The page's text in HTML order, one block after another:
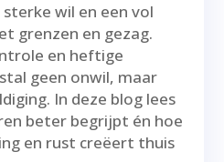
wil en een vol
grenzen en gezag.
en heftige
geen onwil, maar
In deze blog lees
beter begrijpt én hoe
en rust creëert thuis